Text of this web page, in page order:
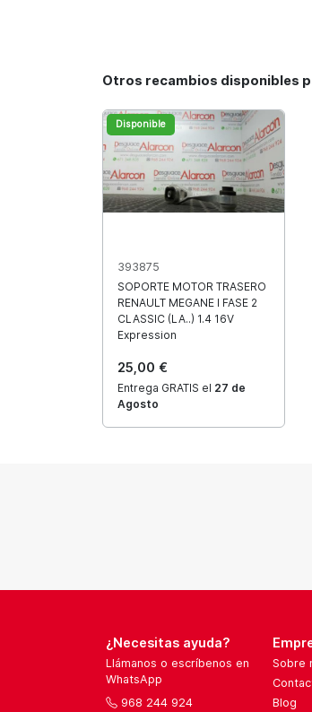
Otros recambios disponibles
Disponible
393875
SOPORTE MOTOR TRASERO
RENAULT MEGANE I FASE 2
CLASSIC (LA..) 1.4 16V
Expression
25,00 €
Entrega GRATIS el 27 de
Agosto
¿Necesitas ayuda?
Llámanos o escríbenos en
WhatsApp
968 244 924
Sobre
Blog